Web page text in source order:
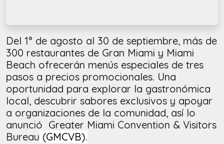
Del 1° de agosto al 30 de septiembre, más de
300 restaurantes de Gran Miami y Miami
Beach ofrecerán menús especiales de tres
pasos a precios promocionales. Una
oportunidad para explorar la gastronómica
local, descubrir sabores exclusivos y apoyar
a organizaciones de la comunidad, así lo
anunció Greater Miami Convention & Visitors
Bureau (GMCVB).